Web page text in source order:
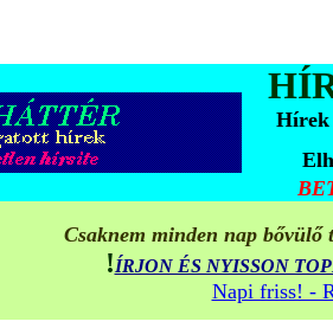
Hírek
Csaknem minden nap
!ÍRJON ÉS NYISSON
Napi friss! -